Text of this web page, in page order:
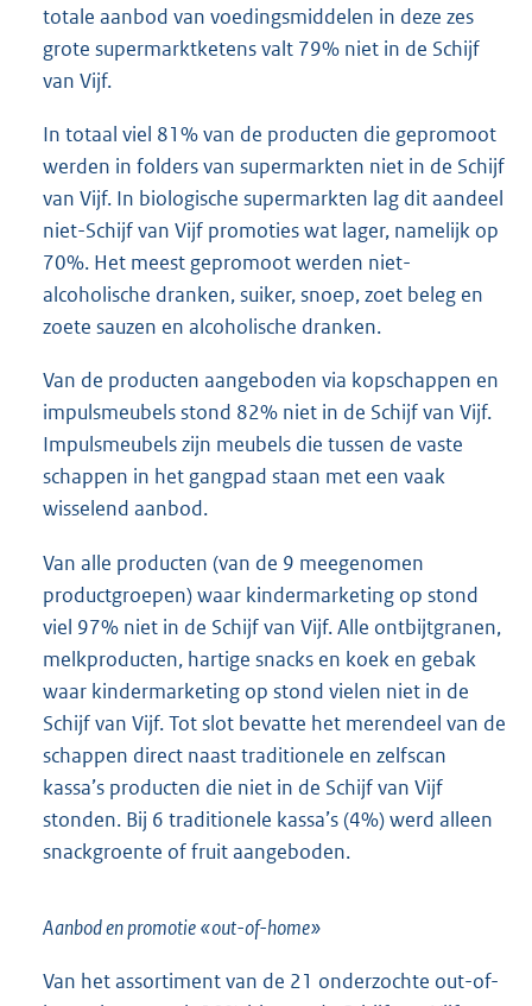
totale aanbod van voedingsmiddelen in deze zes
grote supermarktketens valt 79% niet in de Schijf
van Vijf.
In totaal viel 81% van de producten die gepromoot
werden in folders van supermarkten niet in de Schijf
van Vijf. In biologische supermarkten lag dit aandeel
niet-Schijf van Vijf promoties wat lager, namelijk op
70%. Het meest gepromoot werden niet-
alcoholische dranken, suiker, snoep, zoet beleg en
zoete sauzen en alcoholische dranken.
Van de producten aangeboden via kopschappen en
impulsmeubels stond 82% niet in de Schijf van Vijf.
Impulsmeubels zijn meubels die tussen de vaste
schappen in het gangpad staan met een vaak
wisselend aanbod.
Van alle producten (van de 9 meegenomen
productgroepen) waar kindermarketing op stond
viel 97% niet in de Schijf van Vijf. Alle ontbijtgranen,
melkproducten, hartige snacks en koek en gebak
waar kindermarketing op stond vielen niet in de
Schijf van Vijf. Tot slot bevatte het merendeel van de
schappen direct naast traditionele en zelfscan
kassa’s producten die niet in de Schijf van Vijf
stonden. Bij 6 traditionele kassa’s (4%) werd alleen
snackgroente of fruit aangeboden.
Aanbod en promotie «out-of-home»
Van het assortiment van de 21 onderzochte out-of-